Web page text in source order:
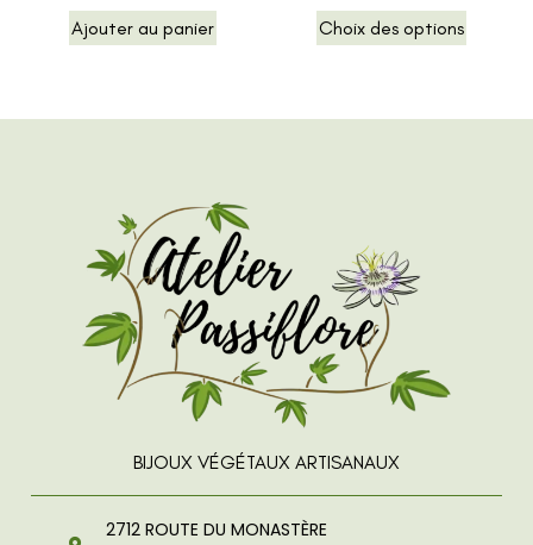
Ajouter au panier
Choix des options
BIJOUX VÉGÉTAUX ARTISANAUX
2712 ROUTE DU MONASTÈRE